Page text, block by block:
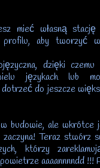
mieć własną
aby tworzyć
dzięki
językach lub
dotrzeć do jeszcze
budowie, ale wkrótce
zaczyna! Teraz stwórz
którzy
aaaannnndd !!!